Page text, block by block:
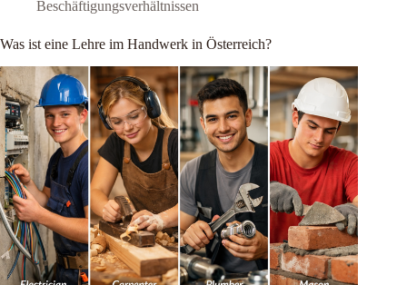
Beschäftigungsverhältnissen
Was ist eine Lehre im Handwerk in Österreich?